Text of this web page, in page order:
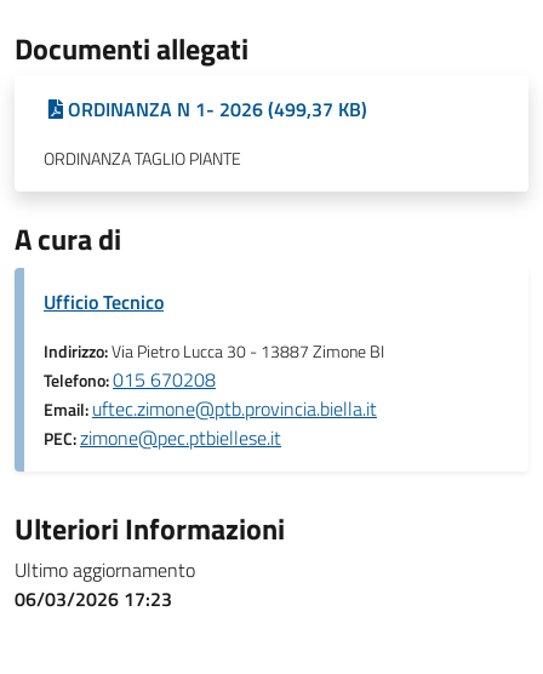
Documenti allegati
ORDINANZA N 1- 2026 (499,37 KB)
ORDINANZA TAGLIO PIANTE
A cura di
Ufficio Tecnico
Indirizzo:Via Pietro Lucca 30 - 13887 Zimone BI
Telefono:015 670208
Email:uftec.zimone@ptb.provincia.biella.it
PEC:zimone@pec.ptbiellese.it
Ulteriori Informazioni
Ultimo aggiornamento
06/03/2026 17:23